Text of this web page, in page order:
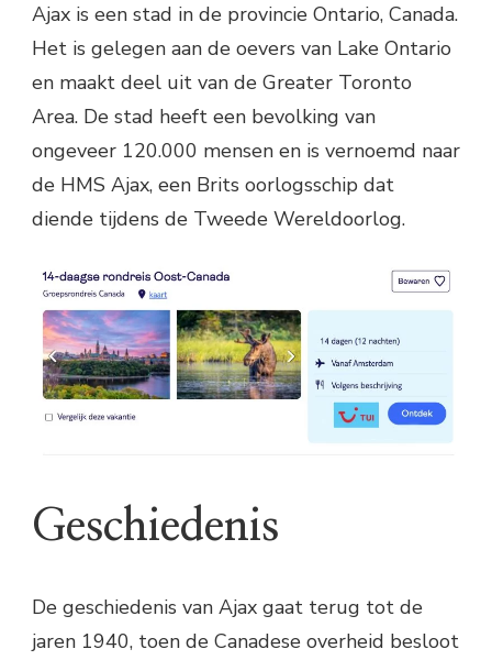
Ajax is een stad in de provincie Ontario, Canada.
Het is gelegen aan de oevers van Lake Ontario
en maakt deel uit van de Greater Toronto
Area. De stad heeft een bevolking van
ongeveer 120.000 mensen en is vernoemd naar
de HMS Ajax, een Brits oorlogsschip dat
diende tijdens de Tweede Wereldoorlog.
Geschiedenis
De geschiedenis van Ajax gaat terug tot de
jaren 1940, toen de Canadese overheid besloot